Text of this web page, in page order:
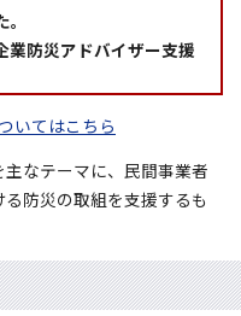
業防災アドバイザー支援
いてはこちら
なテーマに、民間事業者
防災の取組を支援するも